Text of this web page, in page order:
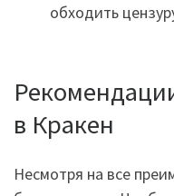
обходить
в Кракен
Несмотря на все